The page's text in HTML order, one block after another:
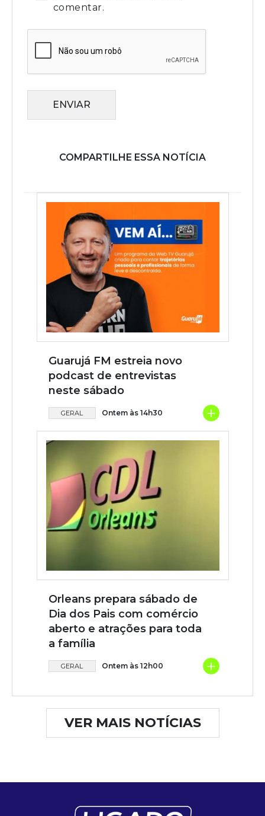
comentar.
ENVIAR
COMPARTILHE ESSA NOTÍCIA
Guarujá FM estreia novo
podcast de entrevistas
neste sábado
GERAL Ontem às 14h30 +
Orleans prepara sábado de
Dia dos Pais com comércio
aberto e atrações para toda
a família
GERAL Ontem às 12h00 +
VER MAIS NOTÍCIAS